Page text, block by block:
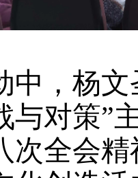
杨文
与对策”
次全会